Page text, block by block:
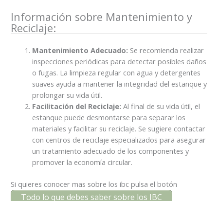
Información sobre Mantenimiento y
Reciclaje:
Mantenimiento Adecuado: Se recomienda realizar
inspecciones periódicas para detectar posibles daños
o fugas. La limpieza regular con agua y detergentes
suaves ayuda a mantener la integridad del estanque y
prolongar su vida útil.
Facilitación del Reciclaje: Al final de su vida útil, el
estanque puede desmontarse para separar los
materiales y facilitar su reciclaje. Se sugiere contactar
con centros de reciclaje especializados para asegurar
un tratamiento adecuado de los componentes y
promover la economía circular.
Si quieres conocer mas sobre los ibc pulsa el botón
Todo lo que debes saber sobre los IBC